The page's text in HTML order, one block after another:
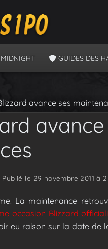
MIDNIGHT GUIDES DES
avance ses
avance
Publié le 29 novembre 2011 à
La maintenance
occasion Blizzard
eu raison sur la date de